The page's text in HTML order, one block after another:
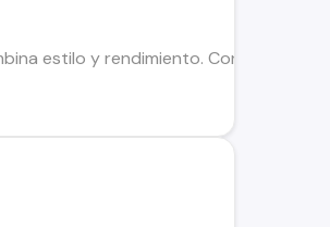
estilo y rendimiento. Con solo